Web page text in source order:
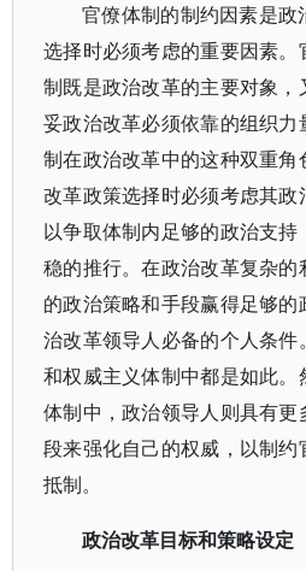
官僚体制的制约因素是
选择时必须考虑的重要因素
制既是政治改革的主要对象
妥政治改革必须依靠的组织
制在政治改革中的这种双重
改革政策选择时必须考虑其政
以争取体制内足够的政治支
稳的推行。在政治改革复杂
的政治策略和手段赢得足够
治改革领导人必备的个人条
和权威主义体制中都是如此
体制中，政治领导人则具有
段来强化自己的权威，以制
抵制。
政治改革目标和策略设定